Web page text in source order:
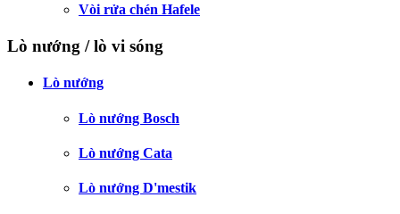
Vòi rửa chén Hafele
Lò nướng / lò vi sóng
Lò nướng
Lò nướng Bosch
Lò nướng Cata
Lò nướng D'mestik